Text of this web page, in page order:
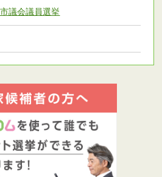
議会議員選挙